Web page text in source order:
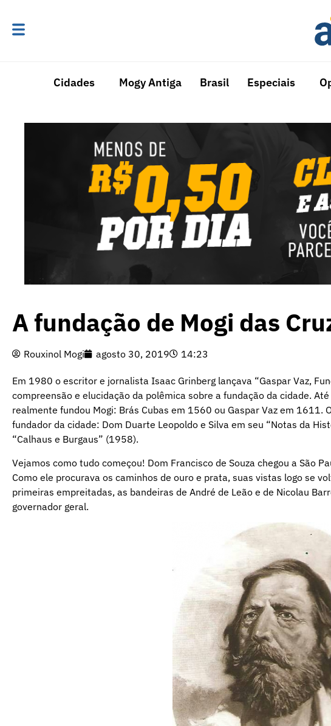
Cidades Mogy Antiga Brasil Especiais
A fundação de Mogi das
Rouxinol Mogi agosto 30, 2019 14:23
Em 1980 o escritor e jornalista Isaac Grinberg lançava “Gaspar Vaz,
compreensão e elucidação da polêmica sobre a fundação da cidade.
realmente fundou Mogi: Brás Cubas em 1560 ou Gaspar Vaz em 1611.
fundador da cidade: Dom Duarte Leopoldo e Silva em seu “Notas da
“Calhaus e Burgaus” (1958).
Vejamos como tudo começou! Dom Francisco de Souza chegou a São
Como ele procurava os caminhos de ouro e prata, suas vistas logo se
primeiras empreitadas, as bandeiras de André de Leão e de Nicolau
governador geral.